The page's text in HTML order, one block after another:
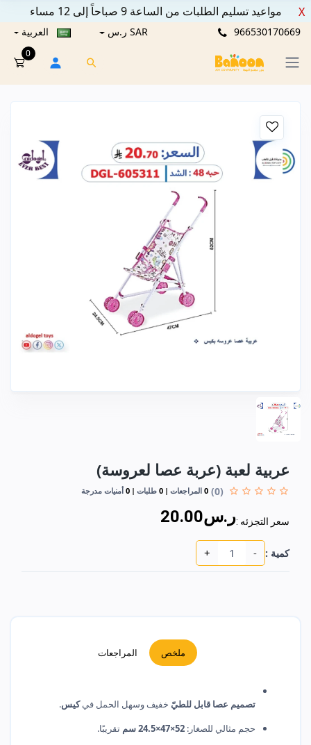
مواعيد تسليم الطلبات من الساعة 9 صباحاً إلى 12 مساء X
966530170669 SAR ر.س العربية
0
عربية لعبة (عربة عصا لعروسة)
(0)
0 المراجعات 0 طلبات 0 أمنيات مدرجة
سعر التجزئه :ر.س20.00
كمية : -
+
ملخص المراجعات
تصميم عصا قابل للطيّ خفيف وسهل الحمل فيكيس.
حجم مثالي للصغار: 52×47×24.5 سم
تقريبًا.